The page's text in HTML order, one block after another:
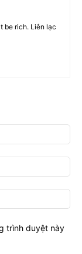
be rich. Liên lạc
trình duyệt này